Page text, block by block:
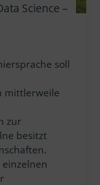
Science –
soll
mittlerweile
zur
besitzt